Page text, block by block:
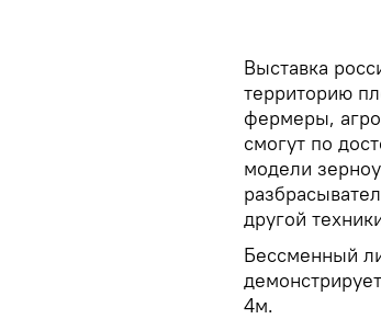
Выставка
территорию
фермеры,
смогут по
модели
другой
Бессменный
4м.